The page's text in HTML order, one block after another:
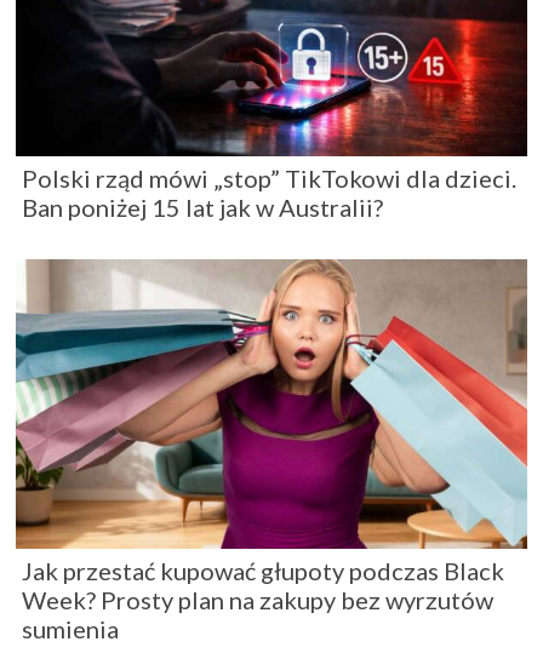
Polski rząd mówi „stop” TikTokowi dla dzieci.
Ban poniżej 15 lat jak w Australii?
Jak przestać kupować głupoty podczas Black
Week? Prosty plan na zakupy bez wyrzutów
sumienia